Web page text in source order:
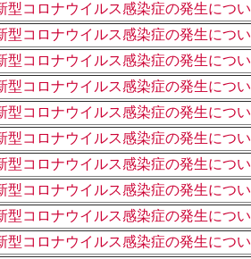
型コロナウイルス感染症の発生につ
型コロナウイルス感染症の発生につ
型コロナウイルス感染症の発生につ
型コロナウイルス感染症の発生につ
型コロナウイルス感染症の発生につ
型コロナウイルス感染症の発生につ
型コロナウイルス感染症の発生につ
型コロナウイルス感染症の発生につ
型コロナウイルス感染症の発生につ
型コロナウイルス感染症の発生につ